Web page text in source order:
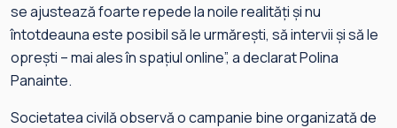
se ajustează foarte repede la noile realități și nu
întotdeauna este posibil să le urmărești, să intervii și să le
oprești – mai ales în spațiul online”, a declarat Polina
Panainte.
Societatea civilă observă o campanie bine organizată de